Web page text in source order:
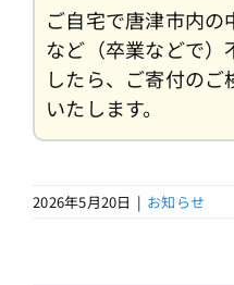
ご自宅で唐津市内
など（卒業などで）
したら、ご寄付の
いたします。
2026年5月20日 | お知らせ